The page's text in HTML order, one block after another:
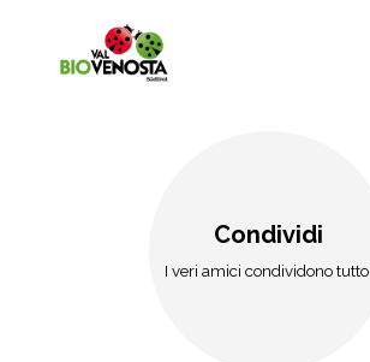
Condividi
I veri amici condividono tutto.